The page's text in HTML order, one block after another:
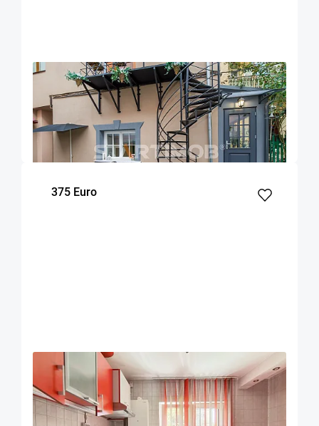
OFERTA NOUA EXCLUSIVITATE COMISION 50%
Garsoniera zona Facultatii de Medicina
Brasov
20
m²
Parter
Etaj
375 Euro
OFERTA NOUA COMISION 50%
Garsoniera mobilata str Carpatilor zona
Judetean
Brasov